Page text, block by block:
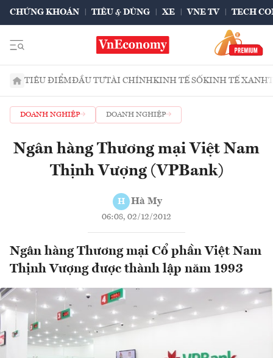
CHỨNG KHOÁN TIÊU & DÙNG XE VNE TV TECH
TIÊU ĐIỂMĐẦU TƯTÀI CHÍNHKINH TẾ SỐKINH TẾ XANH
DOANH NGHIỆP DOANH NGHIỆP
Ngân hàng Thương mại Việt Nam
Thịnh Vượng (VPBank)
H Hà My
06:08, 02/12/2012
Ngân hàng Thương mại Cổ phần Việt Nam
Thịnh Vượng được thành lập năm 1993